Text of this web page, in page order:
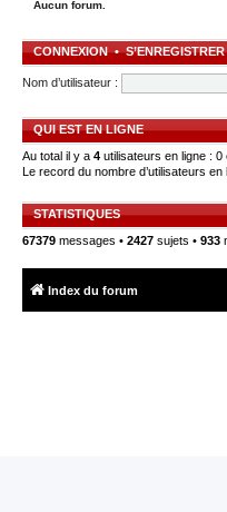
Aucun forum.
CONNEXION•S’ENREGISTRER
Nom d’utilisateur :
QUI EST EN LIGNE
Au total il y a 4 utilisateurs en ligne : 0
Le record du nombre d’utilisateurs
STATISTIQUES
67379 messages • 2427 sujets • 933
Index du forum